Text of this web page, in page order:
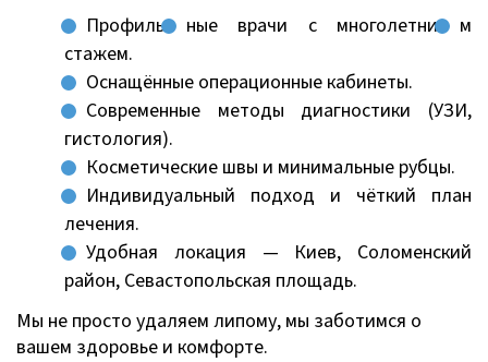
Профиль ные врачи с многолетни
м
стажем.
Оснащённые операционные кабинеты.
Современные методы диагностики (УЗИ,
гистология).
Косметические швы и минимальные рубцы.
Индивидуальный подход и чёткий план
лечения.
Удобная локация — Киев, Соломенский
район, Севастопольская площадь.
Мы не просто удаляем липому, мы заботимся о
вашем здоровье и комфорте.